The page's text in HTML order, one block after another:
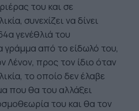
του και σε
συνεχίζει να δίνει
γενέθλιά του
γράμμα από το είδωλό του,
Λένον, προς τον ίδιο όταν
το οποίο δεν έλαβε
που θα του αλλάξει
του και θα τον